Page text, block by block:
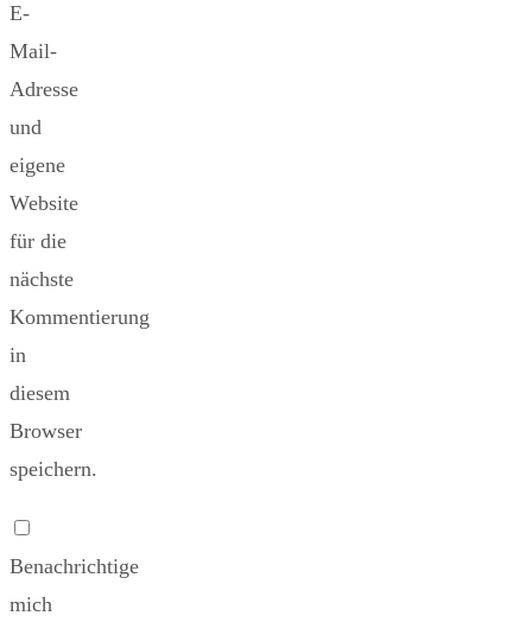
E-
Mail-
Adresse
und
eigene
Website
für die
nächste
Kommentierung
in
diesem
Browser
speichern.
Benachrichtige
mich